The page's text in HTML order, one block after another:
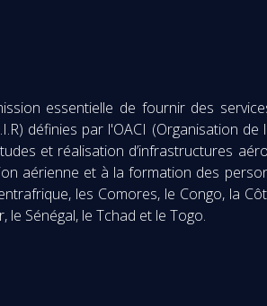
essentielle de fournir des
définies par l'OACI (Organisation de
et réalisation d’infrastructures
aérienne et à la formation des
les Comores, le Congo, la
Sénégal, le Tchad et le Togo.